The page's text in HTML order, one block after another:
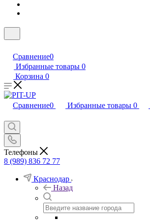
Сравнение0
Избранные товары 0
Корзина 0
Сравнение0 Избранные товары 0
Телефоны
8 (989) 836 72 77
Краснодар
Назад